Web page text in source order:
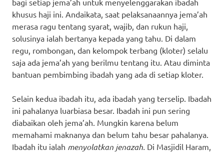
khusus haji ini. Andaikata, saat pelaksanaannya jema’ah
merasa ragu tentang syarat, wajib, dan rukun haji,
solusinya ialah bertanya kepada yang tahu. Di dalam
regu, rombongan, dan kelompok terbang (kloter) selalu
saja ada jema’ah yang berilmu tentang itu. Atau diminta
bantuan pembimbing ibadah yang ada di setiap kloter.
Selain kedua ibadah itu, ada ibadah yang terselip. Ibadah
ini pahalanya luarbiasa besar. Ibadah ini pun sering
diabaikan oleh jema’ah. Mungkin karena belum
memahami maknanya dan belum tahu besar pahalanya.
Ibadah itu ialah menyolatkan jenazah. Di Masjidil Haram,